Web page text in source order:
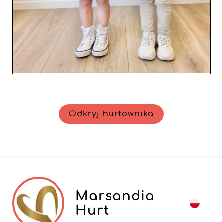
Odkryj hurtownika
Marsandia
Hurt